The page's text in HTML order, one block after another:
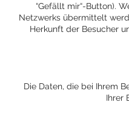
“Gefällt mir“-Button).
Netzwerks übermittelt
Herkunft der Besucher
Die Daten, die bei Ihrem
Ihrer